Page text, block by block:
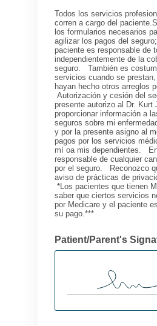
Todos los servicios
corren a cargo del
los formularios necesarios
agilizar los pagos del
paciente es responsable de
independientemente de la
seguro. También es
servicios cuando se
hayan hecho otros arreglos
Autorización y cesión del
presente autorizo al Dr. Kurt
proporcionar información a
seguros sobre mi
y por la presente asigno al
pagos por los servicios
mí oa mis dependientes.
responsable de cualquier
por el seguro. Reconozco
aviso de prácticas de
*Los pacientes que tienen
saber que ciertos servicios
por Medicare y el paciente
su pago.***
Patient/Parent's